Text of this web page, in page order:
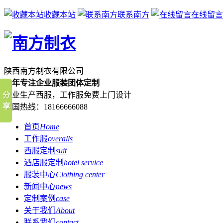
收藏本站 联系南方 在线留言
陕西南方制衣有限公司
26年专注企业服装团体定制
专业生产西服，工作服免费上门设计
全国热线： 18166666088
首页Home
工作服overalls
西服定制 suit
酒店服定制 hotel service
服装中心Clothing center
新闻中心news
定制案例 case
关于我们 About